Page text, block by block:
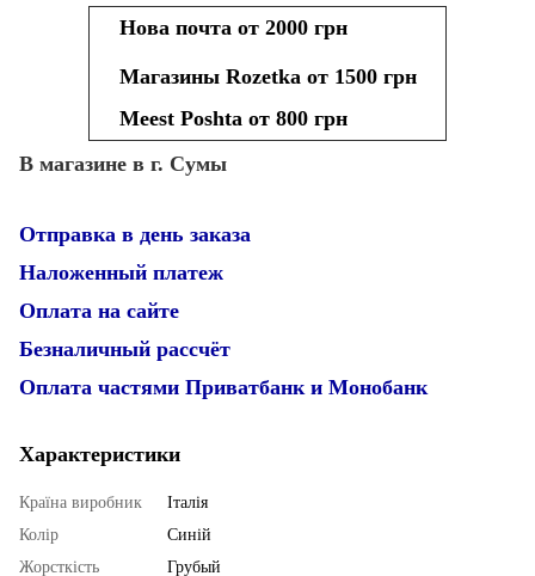
Нова почта от 2000 грн
Магазины Rozetka от 1500 грн
Meest Poshta от 800 грн
В магазине в г. Сумы
Отправка в день заказа
Наложенный платеж
Оплата на сайте
Безналичный рассчёт
Оплата частями Приватбанк и Монобанк
Характеристики
Країна виробник
Італія
Колір
Синій
Жорсткість
Грубый